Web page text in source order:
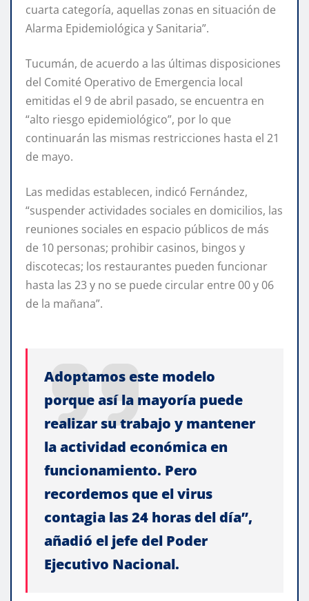
cuarta categoría, aquellas zonas en situación de
Alarma Epidemiológica y Sanitaria”.
Tucumán, de acuerdo a las últimas disposiciones
del Comité Operativo de Emergencia local
emitidas el 9 de abril pasado, se encuentra en
“alto riesgo epidemiológico”, por lo que
continuarán las mismas restricciones hasta el 21
de mayo.
Las medidas establecen, indicó Fernández,
“suspender actividades sociales en domicilios, las
reuniones sociales en espacio públicos de más
de 10 personas; prohibir casinos, bingos y
discotecas; los restaurantes pueden funcionar
hasta las 23 y no se puede circular entre 00 y 06
de la mañana”.
Adoptamos este modelo
porque así la mayoría puede
realizar su trabajo y mantener
la actividad económica en
funcionamiento. Pero
recordemos que el virus
contagia las 24 horas del día”,
añadió el jefe del Poder
Ejecutivo Nacional.